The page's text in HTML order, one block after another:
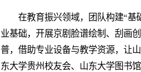
在教育振兴领域，团队构建“基
业基础，开展京剧脸谱绘制、刮画
普，借助专业设备与教学资源，让
东大学贵州校友会、山东大学图书